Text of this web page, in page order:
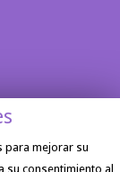
para mejorar su
su consentimiento al